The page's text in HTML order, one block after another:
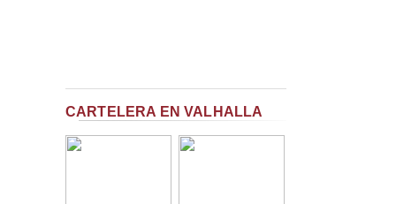
CARTELERA EN VALHALLA